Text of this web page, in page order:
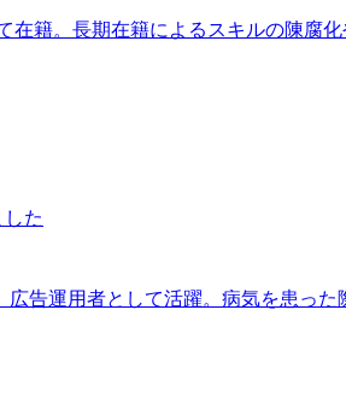
籍。長期在籍によるスキルの陳腐
た
告運用者として活躍。病気を患っ